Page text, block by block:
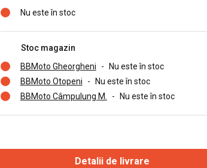
Nu este în stoc
Stoc magazin
BBMoto Gheorgheni
- Nu este în stoc
BBMoto Otopeni
- Nu este în stoc
BBMoto Câmpulung M.
- Nu este în stoc
Detalii de livrare